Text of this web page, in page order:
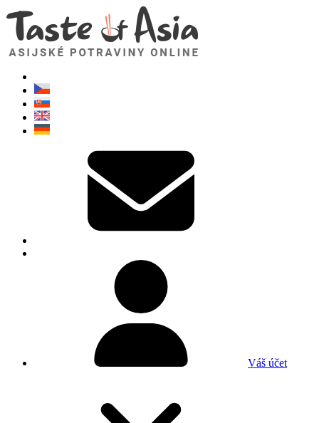
Váš účet
TasteOfAsia.cz
Neváhejte se zeptat. Jsem tady pro vás!